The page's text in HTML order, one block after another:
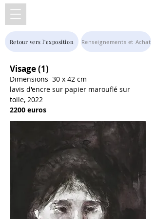
Retour vers l'exposition Renseignements et Achat
Visage (1)
Dimensions 30 x 42 cm
lavis d'encre sur papier marouflé sur
toile, 2022
2200 euros